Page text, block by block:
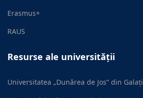
Erasmus+
RAUS
Resurse ale universității
Universitatea „Dunărea de Jos” din Galați